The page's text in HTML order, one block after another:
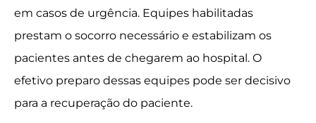
em casos de urgência. Equipes habilitadas
prestam o socorro necessário e estabilizam os
pacientes antes de chegarem ao hospital. O
efetivo preparo dessas equipes pode ser decisivo
para a recuperação do paciente.